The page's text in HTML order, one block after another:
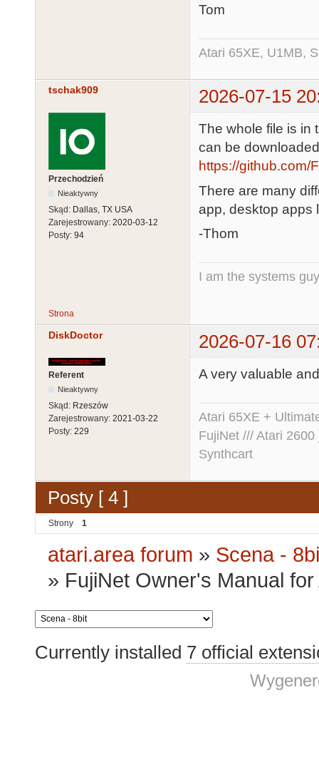
Tom
Atari 65XE, U1MB,
tschak909 2026-07-15
Przechodzień
Nieaktywny
Skąd: Dallas, TX USA
Zarejestrowany: 2020-03-12
Posty: 94
The whole file is in
can be
https://github.com/
There are many
app, desktop apps
-Thom
I am the systems
Strona
DiskDoctor 2026-07-16
Referent
Nieaktywny
Skąd: Rzeszów
Zarejestrowany: 2021-03-22
Posty: 229
A very valuable
Atari 65XE +
FujiNet /// Atari
Synthcart
Posty [ 4 ]
Strony 1
atari.area forum » Scena -
» FujiNet Owner's Manual for
Currently installed 7 official